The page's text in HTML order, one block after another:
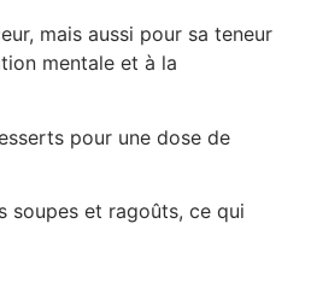
mais aussi pour sa teneur
mentale et à la
pour une dose de
soupes et ragoûts, ce qui